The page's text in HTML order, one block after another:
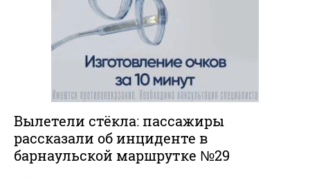
Вылетели стёкла: пассажиры
рассказали об инциденте в
барнаульской маршрутке №29